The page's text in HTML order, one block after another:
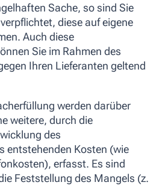
Sache, so sind Sie
diese auf eigene
Auch diese
Sie im Rahmen des
Ihren Lieferanten geltend
werden darüber
weitere, durch die
des
entstehenden Kosten (wie
erfasst. Es sind
Feststellung des Mangels (z.